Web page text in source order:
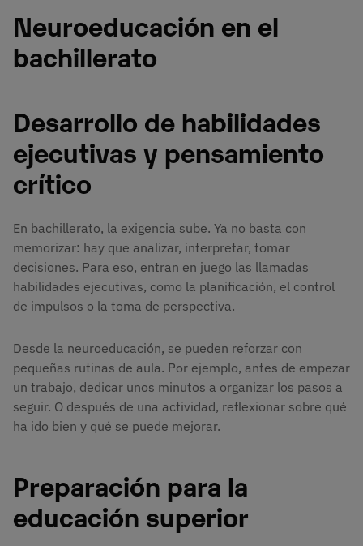
Neuroeducación en el
bachillerato
Desarrollo de habilidades
ejecutivas y pensamiento
crítico
En bachillerato, la exigencia sube. Ya no basta con
memorizar: hay que analizar, interpretar, tomar
decisiones. Para eso, entran en juego las llamadas
habilidades ejecutivas, como la planificación, el control
de impulsos o la toma de perspectiva.
Desde la neuroeducación, se pueden reforzar con
pequeñas rutinas de aula. Por ejemplo, antes de empezar
un trabajo, dedicar unos minutos a organizar los pasos a
seguir. O después de una actividad, reflexionar sobre qué
ha ido bien y qué se puede mejorar.
Preparación para la
educación superior